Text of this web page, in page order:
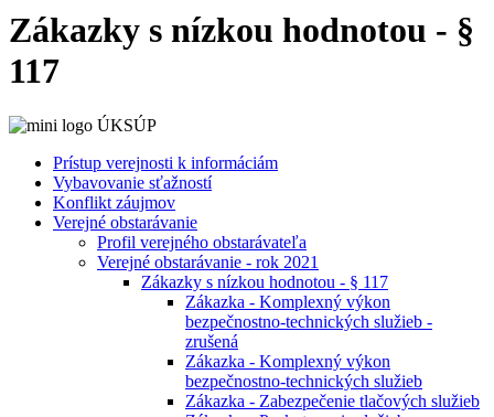
Zákazky s nízkou hodnotou - §
117
Prístup verejnosti k informáciám
Vybavovanie sťažností
Konflikt záujmov
Verejné obstarávanie
Profil verejného obstarávateľa
Verejné obstarávanie - rok 2021
Zákazky s nízkou hodnotou - § 117
Zákazka - Komplexný výkon
bezpečnostno-technických služieb -
zrušená
Zákazka - Komplexný výkon
bezpečnostno-technických služieb
Zákazka - Zabezpečenie tlačových služieb